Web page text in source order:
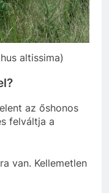
altissima)
az őshonos
felváltja a
van. Kellemetlen